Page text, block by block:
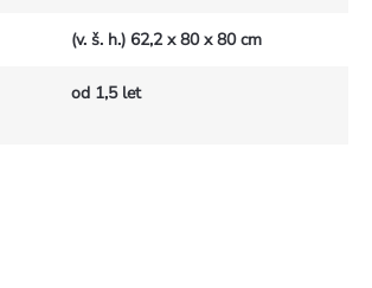
(v. š. h.) 62,2 x 80 x 80 cm
od 1,5 let